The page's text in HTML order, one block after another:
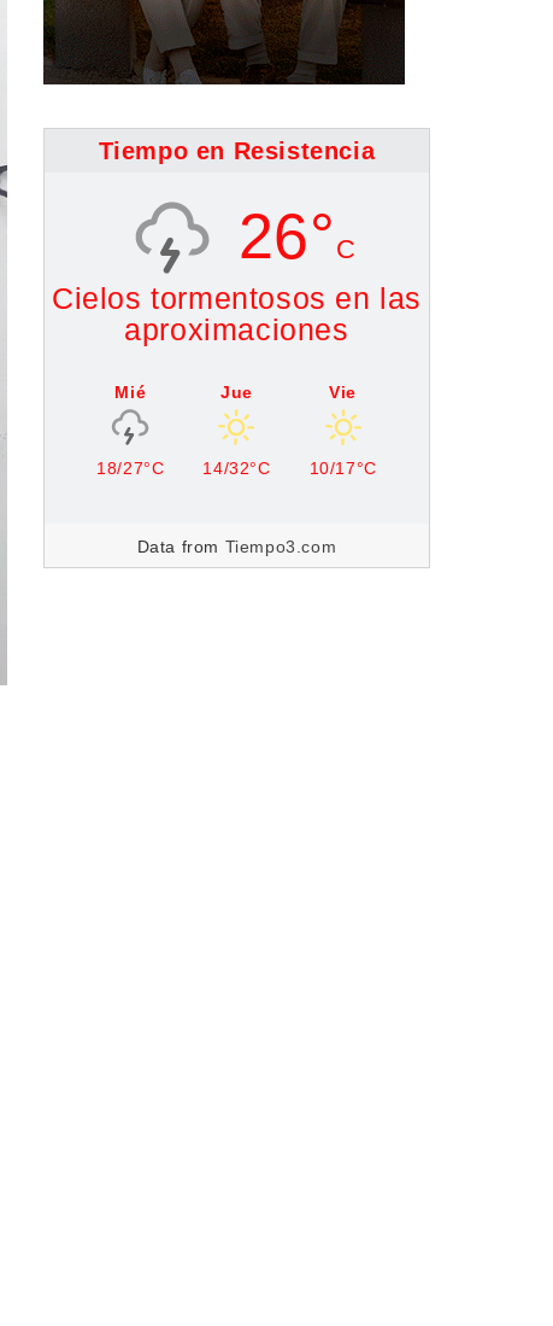
Tiempo en Resistencia
26° C
Cielos tormentosos en las
aproximaciones
Mié
18/27°C
Jue
14/32°C
Vie
10/17°C
Data from Tiempo3.com